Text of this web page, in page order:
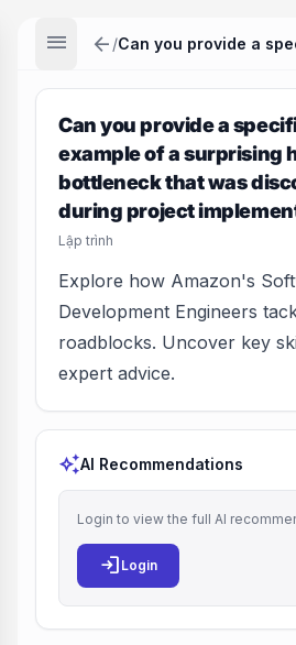
menu arrow_back /
Can you provide a
example of a surprising
bottleneck that was
during project
Lập trình
Explore how Amazon's
Development Engineers
roadblocks. Uncover key
expert advice.
auto_awesomeAI Recommendations
Login to view the full AI
login Login